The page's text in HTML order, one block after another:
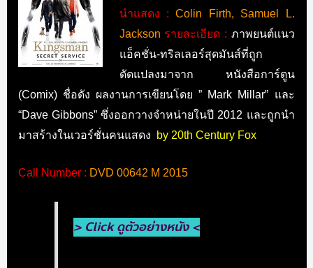
นำแสดง : Colin Firth, Samuel L.
Jackson รายละเอียด : ภาพยนต์แนว
แอ็คชั่น-ทริลเลอร์สุดมันส์ที่ถูก
ดัดแปลงมาจาก หนังสือการ์ตูน
(Comix) ชื่อดัง ผลงานการเขียนโดย ” Mark Millar” และ
“Dave Gibbons” ซึ่งออกวางจำหน่ายในปี 2012 และถูกนำ
มาสร้างในเวอร์ชั่นคนแสดง
by 20th Century Fox
Call Number : DVD 00642 M 2015
> Click ดูตัวอย่างหนัง <